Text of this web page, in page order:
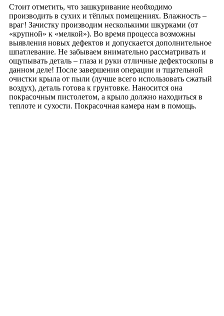
Стоит отметить, что зашкуривание необходимо
производить в сухих и тёплых помещениях. Влажность –
враг! Зачистку производим несколькими шкурками (от
«крупной» к «мелкой»). Во время процесса возможны
выявления новых дефектов и допускается дополнительное
шпатлевание. Не забываем внимательно рассматривать и
ощупывать деталь – глаза и руки отличные дефектоскопы в
данном деле! После завершения операции и тщательной
очистки крыла от пыли (лучше всего использовать сжатый
воздух), деталь готова к грунтовке. Наносится она
покрасочным пистолетом, а крыло должно находиться в
теплоте и сухости. Покрасочная камера нам в помощь.